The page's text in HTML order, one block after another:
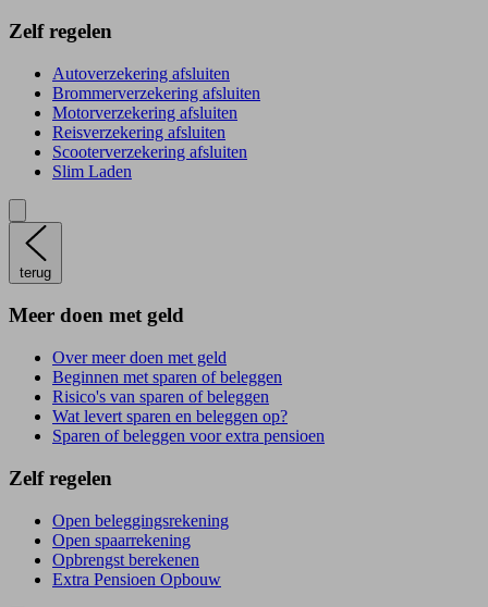
Zelf regelen
Autoverzekering afsluiten
Brommerverzekering afsluiten
Motorverzekering afsluiten
Reisverzekering afsluiten
Scooterverzekering afsluiten
Slim Laden
terug
Meer doen met geld
Over meer doen met geld
Beginnen met sparen of beleggen
Risico's van sparen of beleggen
Wat levert sparen en beleggen op?
Sparen of beleggen voor extra pensioen
Zelf regelen
Open beleggingsrekening
Open spaarrekening
Opbrengst berekenen
Extra Pensioen Opbouw